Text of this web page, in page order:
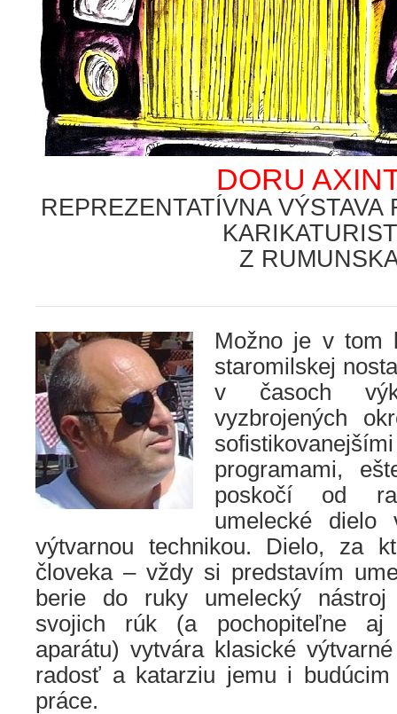
DORU
REPREZENTATÍVNA VÝSTAVA
Z
Možno je v tom
staromilskej
v časoch
vyzbrojených
programami,
poskočí od
umelecké dielo
výtvarnou technikou. Dielo, za
človeka – vždy si predstavím
berie do ruky umelecký
svojich rúk (a pochopiteľne aj
aparátu) vytvára klasické
radosť a katarziu jemu i budúcim
práce.